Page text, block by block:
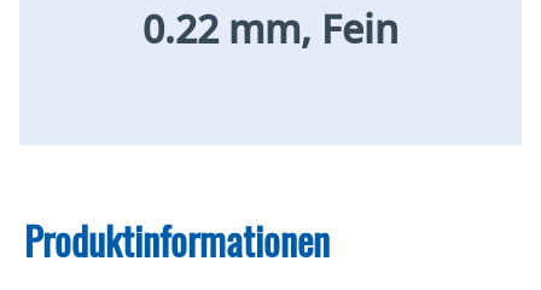
0.22 mm, Fein
Produktinformationen